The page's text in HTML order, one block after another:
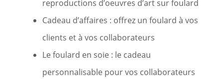
reproductions d’oeuvres d’art sur foulard
Cadeau d’affaires : offrez un foulard à vos
clients et à vos collaborateurs
Le foulard en soie : le cadeau
personnalisable pour vos collaborateurs